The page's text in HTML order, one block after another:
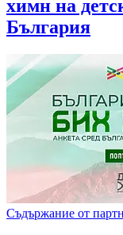
химн на
България
Съдържание от